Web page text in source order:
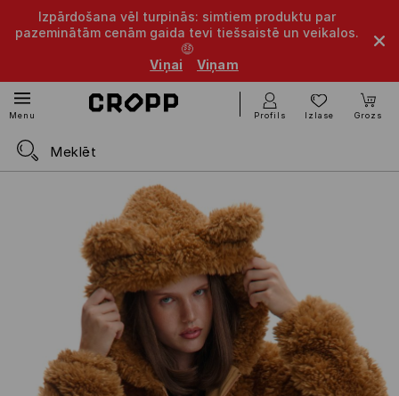
Izpārdošana vēl turpinās: simtiem produktu par
pazeminātām cenām gaida tevi tiešsaistē un veikalos.
🤑
Viņai
Viņam
Menu Profils Izlase Grozs